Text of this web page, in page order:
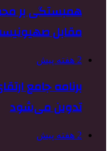
همبستگی بر
مقابل
2 هفته پیش
برنامه جامع
تدوین می‌شود
2 هفته پیش